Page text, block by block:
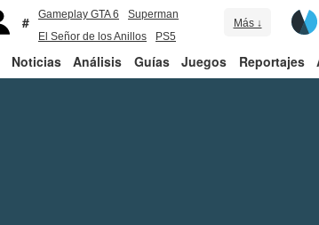
Gameplay GTA 6
Superman
El Señor de los Anillos
PS5
Más ↓
Noticias Análisis Guías Juegos Reportajes